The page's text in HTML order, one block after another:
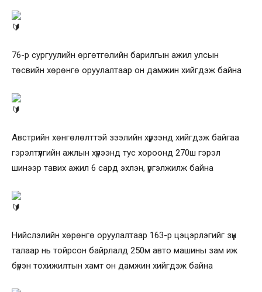
76-р сургуулийн өргөтгөлийн барилгын ажил улсын
төсвийн хөрөнгө оруулалтаар он дамжин хийгдэж байна
Австрийн хөнгөлөлттэй зээлийн хүрээнд хийгдэж байгаа
гэрэлтүүлгийн ажлын хүрээнд тус хороонд 270ш гэрэл
шинээр тавих ажил 6 сард эхлэн, үргэлжилж байна
Нийслэлийн хөрөнгө оруулалтаар 163-р цэцэрлэгийг зүүн
талаар нь тойрсон байрлалд 250м авто машины зам иж
бүрэн тохижилтын хамт он дамжин хийгдэж байна